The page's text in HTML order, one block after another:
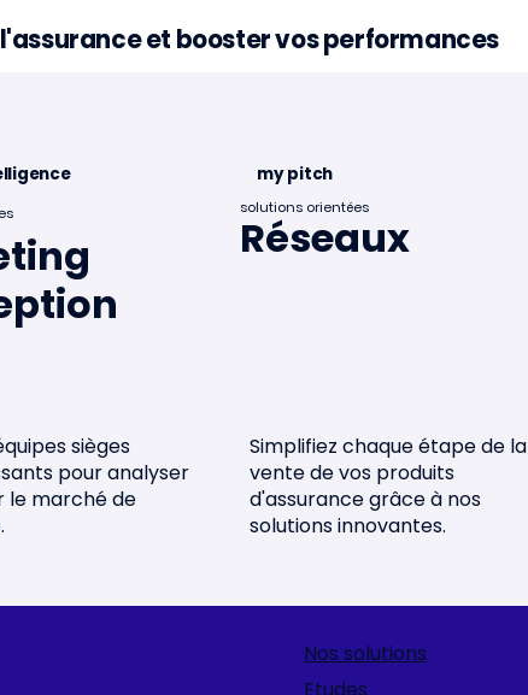
Minalea dans le mapping
des startups françaises
2026 🌐
et booster vos performances
sièges
pour analyser
le marché de
Simplifiez chaque étape de la
vente de vos produits
d'assurance grâce à nos
solutions innovantes.
my pitch
solutions orientées
Réseaux
Nos solutions